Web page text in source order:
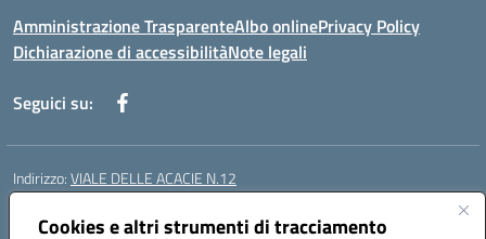
Cookies e altri strumenti di tracciamento
Amministrazione TrasparenteAlbo onlinePrivacy Policy
Dichiarazione di accessibilitàNote legali
Seguici su:
Indirizzo:VIALE DELLE ACACIE N.12
Centralino:
Posta elettronica certificata (PEC):ceic87900q@pec.istruzione.it